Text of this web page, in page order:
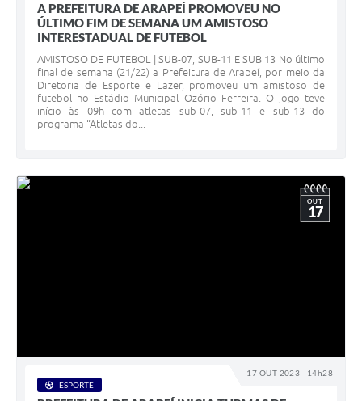
A PREFEITURA DE ARAPEÍ PROMOVEU NO
ÚLTIMO FIM DE SEMANA UM AMISTOSO
INTERESTADUAL DE FUTEBOL
AMISTOSO DE FUTEBOL | SUB-07, SUB-11 E SUB 13 No último
final de semana (21/22) a Prefeitura de Arapeí, por meio da
Diretoria de Esporte e Lazer, promoveu um amistoso de
futebol no Estádio Municipal Ozório Ferreira. O jogo teve
início às 09h com atletas sub-07, sub-11 e sub-13 do
programa “Atletas do...
17 OUT 2023 - 14h28
OUT
17
ESPORTE